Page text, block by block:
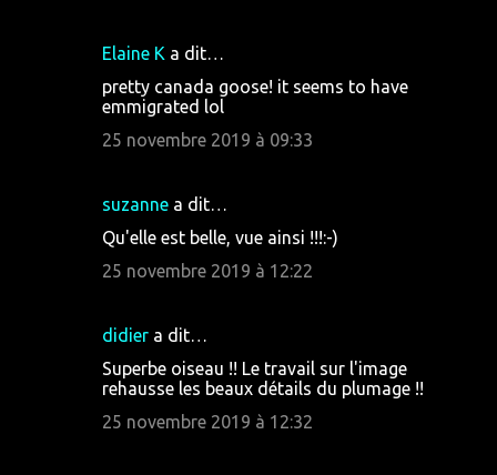
Elaine K a dit…
pretty canada goose! it seems to have
emmigrated lol
25 novembre 2019 à 09:33
suzanne a dit…
Qu'elle est belle, vue ainsi !!!:-)
25 novembre 2019 à 12:22
didier a dit…
Superbe oiseau !! Le travail sur l'image
rehausse les beaux détails du plumage !!
25 novembre 2019 à 12:32